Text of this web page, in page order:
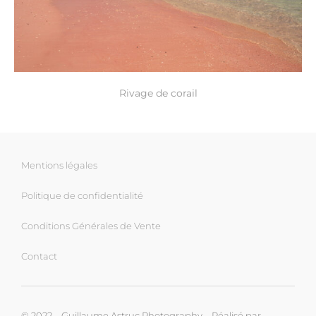
Rivage de corail
Mentions légales
Politique de confidentialité
Conditions Générales de Vente
Contact